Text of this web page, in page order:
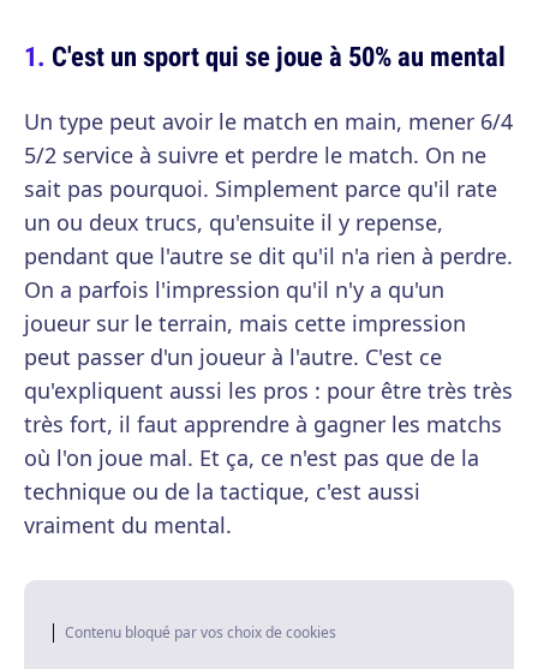
C'est un sport qui se joue à 50% au mental
Un type peut avoir le match en main, mener 6/4
5/2 service à suivre et perdre le match. On ne
sait pas pourquoi. Simplement parce qu'il rate
un ou deux trucs, qu'ensuite il y repense,
pendant que l'autre se dit qu'il n'a rien à perdre.
On a parfois l'impression qu'il n'y a qu'un
joueur sur le terrain, mais cette impression
peut passer d'un joueur à l'autre. C'est ce
qu'expliquent aussi les pros : pour être très très
très fort, il faut apprendre à gagner les matchs
où l'on joue mal. Et ça, ce n'est pas que de la
technique ou de la tactique, c'est aussi
vraiment du mental.
Contenu bloqué par vos choix de cookies